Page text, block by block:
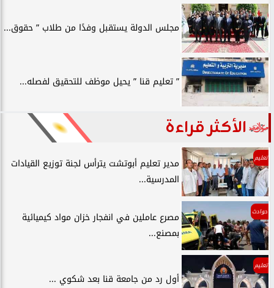
مجلس الدولة يستقبل وفدًا من طلاب ” حقوق...
” تعليم قنا ” يحيل موظف للتحقيق لفصله...
الأكثر قراءة
تعليم
مدير تعليم أبوتشت يترأس لجنة توزيع القيادات
المدرسية...
حوادث
مصرع عاملين في انفجار خزان مواد كيميائية
بمصنع...
تعليم
أول رد من جامعة قنا بعد شكوي ...